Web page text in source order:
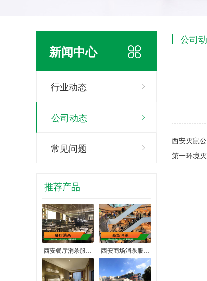
新闻中心
行业动态
公司动态
常见问题
推荐产品
西安餐厅消杀服… 西安商场消杀服…
公司
西安灭鼠
第一环境